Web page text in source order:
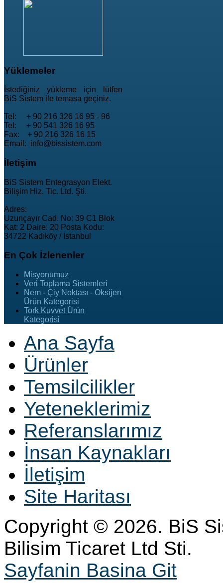
Yüklemeler
İstediğiniz yükleme için lütfen
BiS Sistem ile temasa geçiniz.
Tel: + 90 216 326 16 95 - 96
Tel: + 90 541 326 16 95
Fax: + 90 216 326 16 15
Email: info@bissistem.com
İletişim
BiS Sistem Entegrasyon Elekt.
Bilişim Hiz. Tic. Ltd. Şti.
Adres:
Uzunçayır Cad. No: 39 C1 Blok
Kat: 2 Daire: 20 Posta Kodu:
34722 Kadıköy / İstanbul
En Çok İzlenenler
Misyonumuz
Veri Toplama Sistemleri
Nem - Çiy Noktası - Oksijen
Ürün Kategorisi
Tork Kuvvet Ürün
Kategorisi
Ana Sayfa
Ürünler
Temsilcilikler
Yeteneklerimiz
Referanslarımız
İnsan Kaynakları
İletişim
Site Haritası
Copyright © 2026. BiS
Bilisim Ticaret Ltd Sti.
Sayfanin Basina Git